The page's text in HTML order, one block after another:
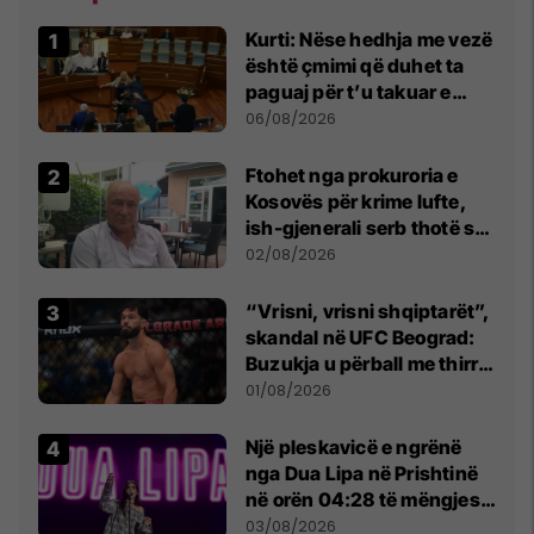
Kurti: Nëse hedhja me vezë
është çmimi që duhet ta
paguaj për t’u takuar e
bashkëbiseduar jam i
06/08/2026
Ftohet nga prokuroria e
Kosovës për krime lufte,
ish-gjenerali serb thotë se
dikush e tradhtoi në
02/08/2026
“Vrisni, vrisni shqiptarët”,
skandal në UFC Beograd:
Buzukja u përball me thirrje
anti-shqiptare nga
01/08/2026
Një pleskavicë e ngrënë
nga Dua Lipa në Prishtinë
në orën 04:28 të mëngjesit
- dhe bota digjitale serbe
03/08/2026